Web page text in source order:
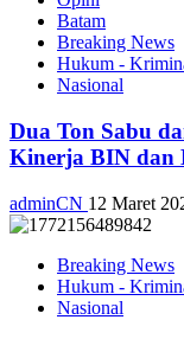
Batam
Breaking News
Hukum -
Nasional
Dua Ton Sabu
Kinerja BIN dan
adminCN 12 Maret
Breaking News
Hukum -
Nasional